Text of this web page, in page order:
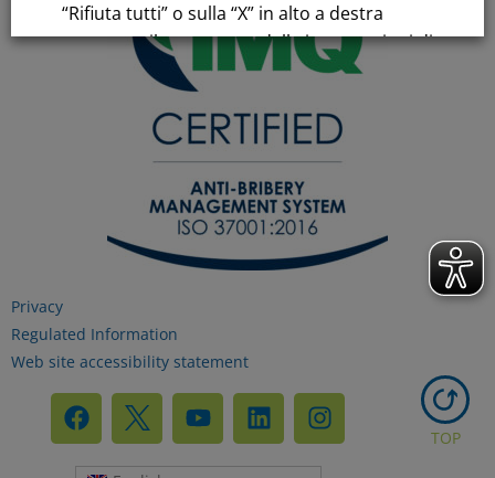
Privacy
Regulated Information
Web site accessibility statement
TOP
“Rifiuta tutti” o sulla “X” in alto a destra
comporta il permanere delle impostazioni di
default e la continuazione della navigazione
in assenza di cookie o altri strumenti di
tracciamento diversi da quelli tecnici.
Per maggiori informazioni consulta la
Informativa sui dati personali e cookie
RIFIUTA TUTTI
GESTISCI I TUOI COOKIES